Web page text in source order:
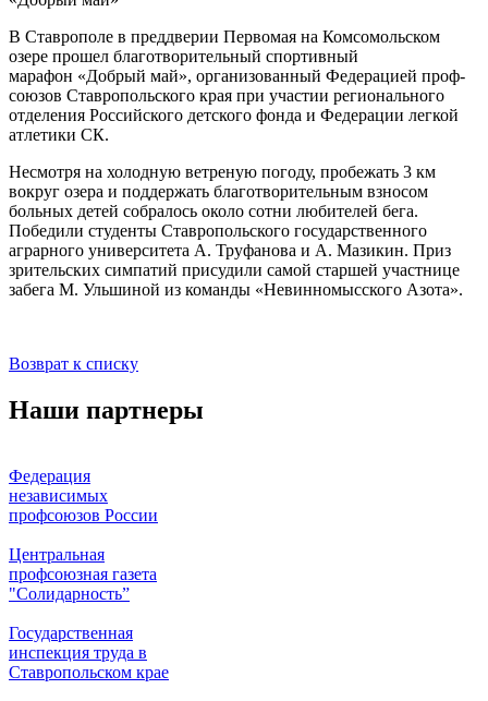
В Ставрополе в преддверии Первомая на Комсомольском
озере прошел благотворительный спортивный
марафон «Добрый май», организованный Федерацией проф-
союзов Ставропольского края при участии регионального
отделения Российского детского фонда и Федерации легкой
атлетики СК.
Несмотря на холодную ветреную погоду, пробежать 3 км
вокруг озера и поддержать благотворительным взносом
больных детей собралось около сотни любителей бега.
Победили студенты Ставропольского государственного
аграрного университета А. Труфанова и А. Мазикин. Приз
зрительских симпатий присудили самой старшей участнице
забега М. Ульшиной из команды «Невинномысского Азота».
Возврат к списку
Наши партнеры
Федерация
независимых
профсоюзов России
Центральная
профсоюзная газета
"Солидарность”
Государственная
инспекция труда в
Ставропольском крае